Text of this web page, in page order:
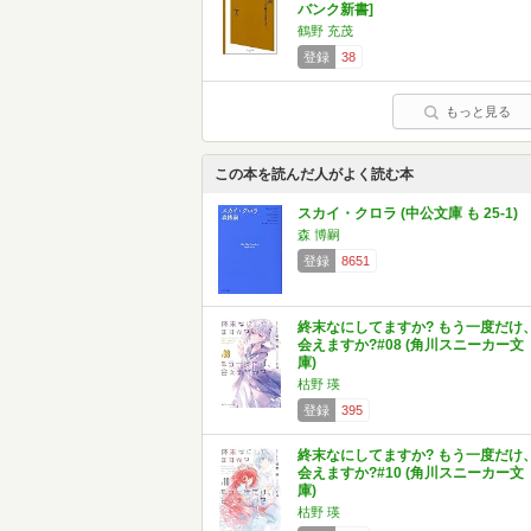
バンク新書]
鶴野 充茂
登録
38
もっと見る
この本を読んだ人がよく読む本
スカイ・クロラ (中公文庫 も 25-1)
森 博嗣
登録
8651
終末なにしてますか? もう一度だけ
会えますか?#08 (角川スニーカー文
庫)
枯野 瑛
登録
395
終末なにしてますか? もう一度だけ
会えますか?#10 (角川スニーカー文
庫)
枯野 瑛